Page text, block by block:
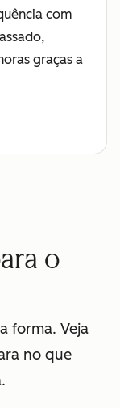
com
graças a
o
forma. Veja
no que